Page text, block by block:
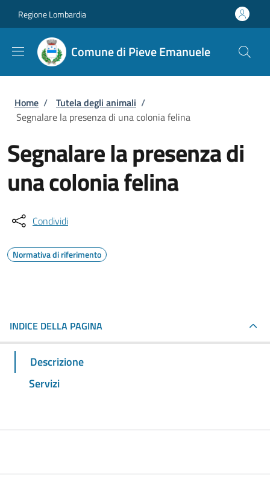
Regione Lombardia
Comune di Pieve Emanuele
Briciole di pane
Home / Tutela degli animali /
Segnalare la presenza di una colonia felina
Segnalare la presenza di
una colonia felina
Condividi
Normativa di riferimento
INDICE DELLA PAGINA
Descrizione
Servizi